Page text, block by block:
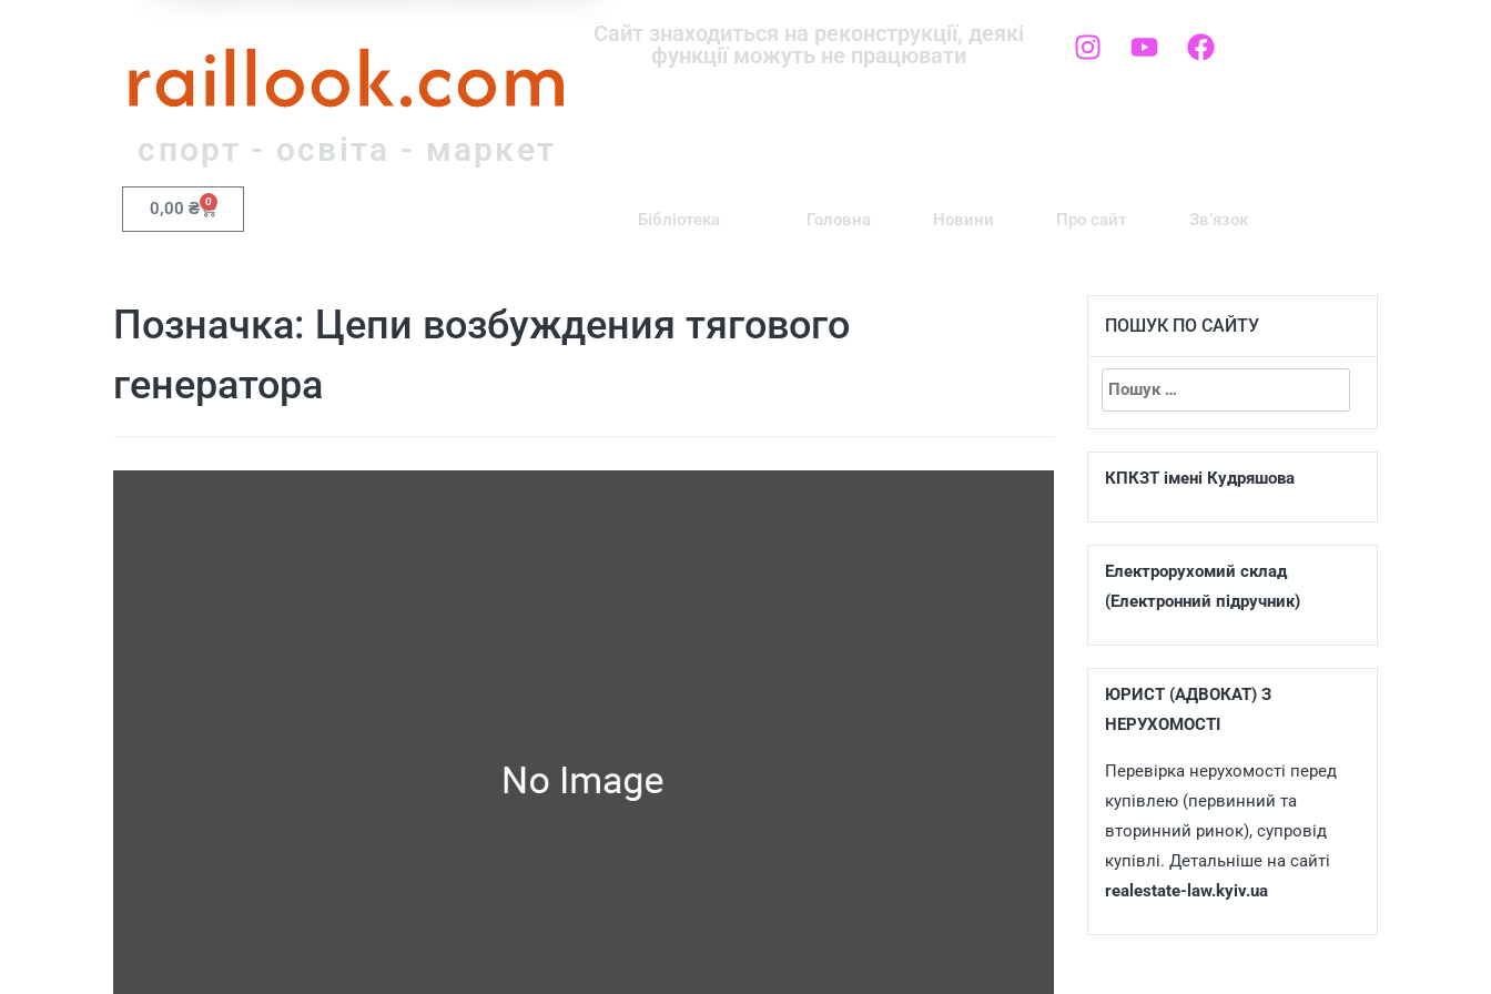
raillook.com
спорт - освіта - маркет
Сайт знаходиться на реконструкції, деякі
функції можуть не працювати
0,00 ₴ 0
Бібліотека Головна Новини Про сайт Зв’язок
Позначка: Цепи возбуждения тягового
генератора
ПОШУК ПО САЙТУ
КПКЗТ імені Кудряшова
Електрорухомий склад
(Електронний підручник)
ЮРИСТ (АДВОКАТ) З
НЕРУХОМОСТІ
Перевірка нерухомості перед
купівлею (первинний та
вторинний ринок), супровід
купівлі. Детальніше на сайті
realestate-law.kyiv.ua